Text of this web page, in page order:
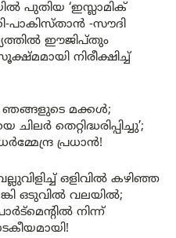
പുതിയ ‘ഇസ്ലാമിക്
പാകിസ്താൻ -സൗദി
ഈജിപ്തും
നിരീക്ഷിച്ച്
മക്കൾ;
തെറ്റിദ്ധരിപ്പിച്ചു’;
പ്രധാൻ!
ഒളിവിൽ കഴിഞ്ഞ
ഒടുവിൽ വലയിൽ;
നിന്ന്